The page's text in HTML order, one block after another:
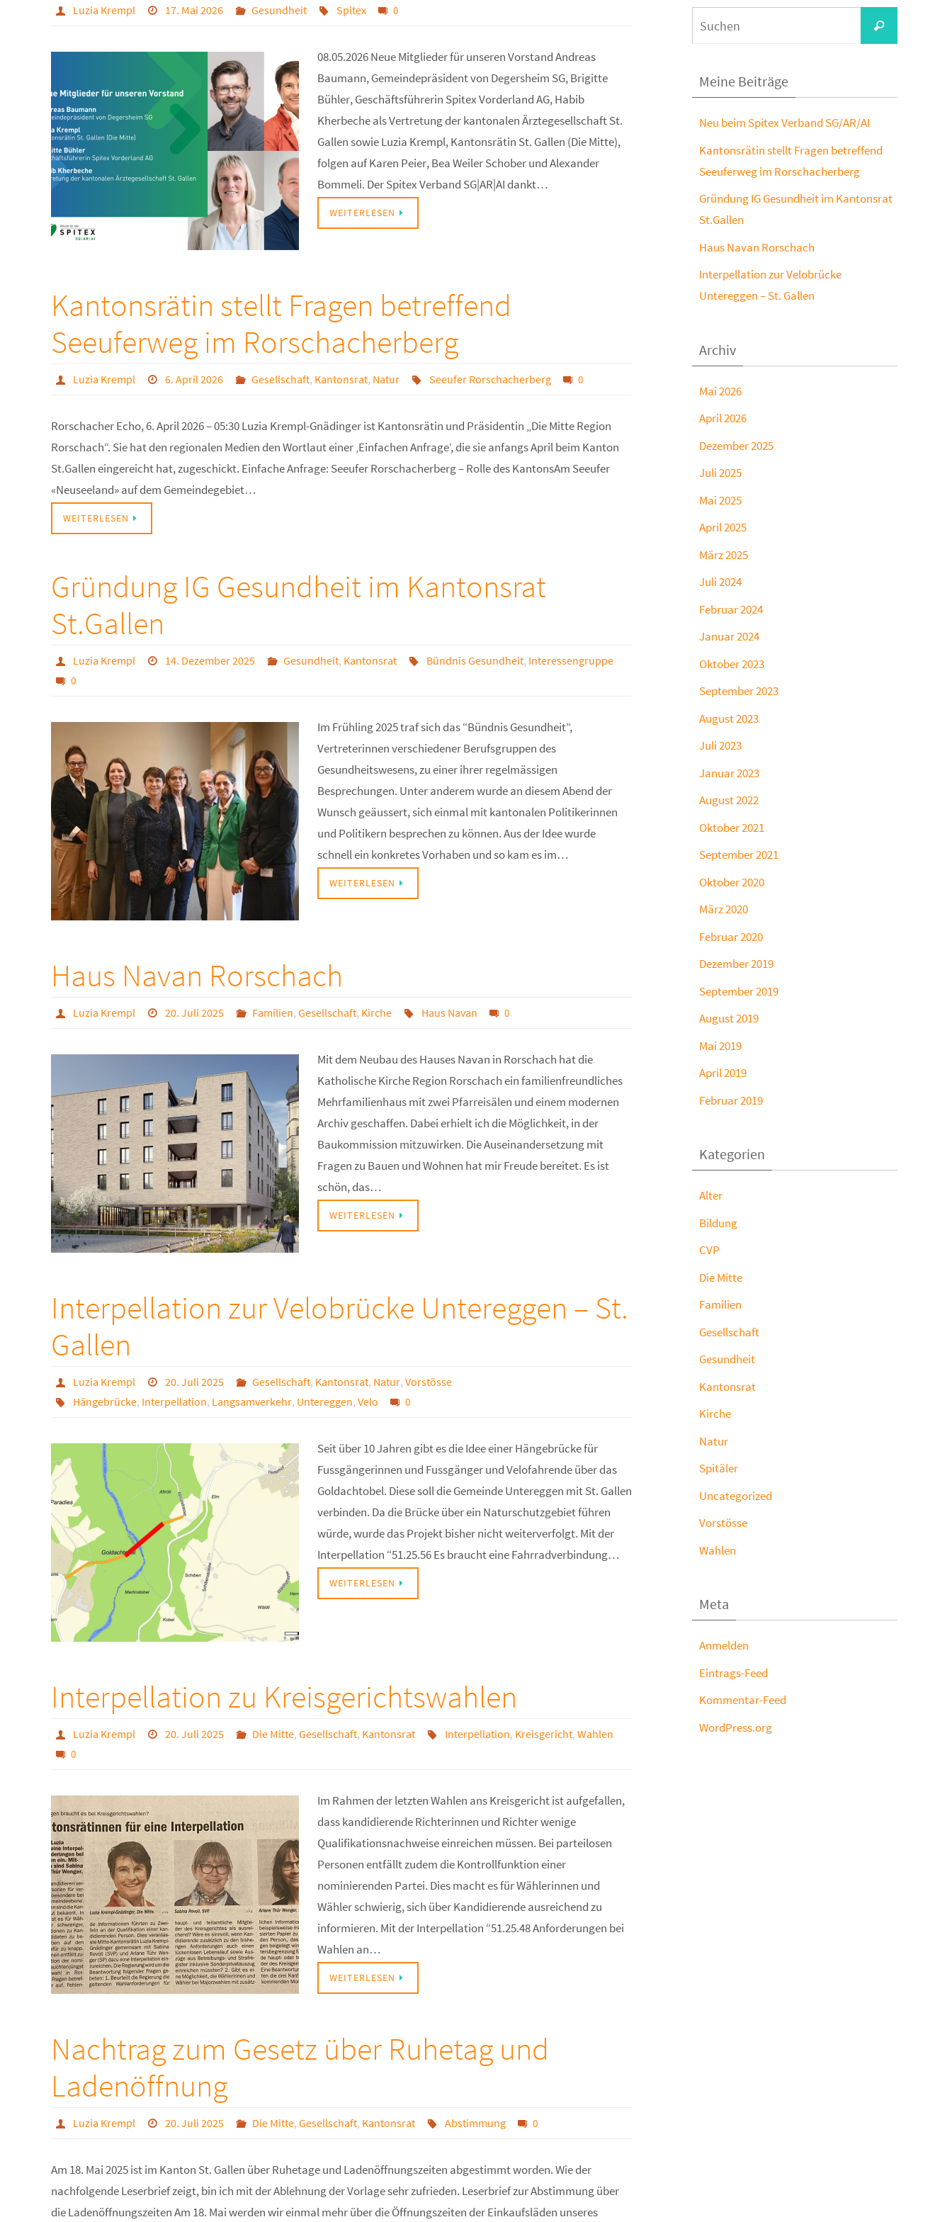
Luzia Krempl 17. Mai 2026 Gesundheit Spitex 0
08.05.2026 Neue Mitglieder für unseren Vorstand Andreas
Baumann, Gemeindepräsident von Degersheim SG, Brigitte
Bühler, Geschäftsführerin Spitex Vorderland AG, Habib
Kherbeche als Vertretung der kantonalen Ärztegesellschaft St.
Gallen sowie Luzia Krempl, Kantonsrätin St. Gallen (Die Mitte),
folgen auf Karen Peier, Bea Weiler Schober und Alexander
Bommeli. Der Spitex Verband SG|AR|AI dankt…
WEITERLESEN
Kantonsrätin stellt Fragen betreffend
Seeuferweg im Rorschacherberg
Luzia Krempl 6. April 2026 Gesellschaft, Kantonsrat, Natur Seeufer Rorschacherberg 0
Rorschacher Echo, 6. April 2026 – 05:30 Luzia Krempl-Gnädinger ist Kantonsrätin und Präsidentin „Die Mitte Region
Rorschach“. Sie hat den regionalen Medien den Wortlaut einer ‚Einfachen Anfrage‘, die sie anfangs April beim Kanton
St.Gallen eingereicht hat, zugeschickt. Einfache Anfrage: Seeufer Rorschacherberg – Rolle des KantonsAm Seeufer
«Neuseeland» auf dem Gemeindegebiet…
WEITERLESEN
Gründung IG Gesundheit im Kantonsrat
St.Gallen
Luzia Krempl 14. Dezember 2025 Gesundheit, Kantonsrat Bündnis Gesundheit, Interessengruppe
0
Im Frühling 2025 traf sich das “Bündnis Gesundheit”,
Vertreterinnen verschiedener Berufsgruppen des
Gesundheitswesens, zu einer ihrer regelmässigen
Besprechungen. Unter anderem wurde an diesem Abend der
Wunsch geäussert, sich einmal mit kantonalen Politikerinnen
und Politikern besprechen zu können. Aus der Idee wurde
schnell ein konkretes Vorhaben und so kam es im…
WEITERLESEN
Haus Navan Rorschach
Luzia Krempl 20. Juli 2025 Familien,Gesellschaft, Kirche Haus Navan 0
Mit dem Neubau des Hauses Navan in Rorschach hat die
Katholische Kirche Region Rorschach ein familienfreundliches
Mehrfamilienhaus mit zwei Pfarreisälen und einem modernen
Archiv geschaffen. Dabei erhielt ich die Möglichkeit, in der
Baukommission mitzuwirken. Die Auseinandersetzung mit
Fragen zu Bauen und Wohnen hat mir Freude bereitet. Es ist
schön, das…
WEITERLESEN
Interpellation zur Velobrücke Untereggen – St.
Gallen
Luzia Krempl 20. Juli 2025 Gesellschaft, Kantonsrat, Natur,Vorstösse
Hängebrücke, Interpellation, Langsamverkehr, Untereggen, Velo 0
Seit über 10 Jahren gibt es die Idee einer Hängebrücke für
Fussgängerinnen und Fussgänger und Velofahrende über das
Goldachtobel. Diese soll die Gemeinde Untereggen mit St. Gallen
verbinden. Da die Brücke über ein Naturschutzgebiet führen
würde, wurde das Projekt bisher nicht weiterverfolgt. Mit der
Interpellation “51.25.56 Es braucht eine Fahrradverbindung…
WEITERLESEN
Interpellation zu Kreisgerichtswahlen
Luzia Krempl 20. Juli 2025 Die Mitte,Gesellschaft, Kantonsrat Interpellation, Kreisgericht, Wahlen
0
Im Rahmen der letzten Wahlen ans Kreisgericht ist aufgefallen,
dass kandidierende Richterinnen und Richter wenige
Qualifikationsnachweise einreichen müssen. Bei parteilosen
Personen entfällt zudem die Kontrollfunktion einer
nominierenden Partei. Dies macht es für Wählerinnen und
Wähler schwierig, sich über Kandidierende ausreichend zu
informieren. Mit der Interpellation “51.25.48 Anforderungen bei
Wahlen an…
WEITERLESEN
Nachtrag zum Gesetz über Ruhetag und
Ladenöffnung
Luzia Krempl 20. Juli 2025 Die Mitte,Gesellschaft, Kantonsrat Abstimmung 0
Am 18. Mai 2025 ist im Kanton St. Gallen über Ruhetage und Ladenöffnungszeiten abgestimmt worden. Wie der
nachfolgende Leserbrief zeigt, bin ich mit der Ablehnung der Vorlage sehr zufrieden. Leserbrief zur Abstimmung über
die Ladenöffnungszeiten Am 18. Mai werden wir einmal mehr über die Öffnungszeiten der Einkaufsläden unseres
Suchen
Meine Beiträge
Neu beim Spitex Verband SG/AR/AI
Kantonsrätin stellt Fragen betreffend
Seeuferweg im Rorschacherberg
Gründung IG Gesundheit im Kantonsrat
St.Gallen
Haus Navan Rorschach
Interpellation zur Velobrücke
Untereggen – St. Gallen
Archiv
Mai 2026
April 2026
Dezember 2025
Juli 2025
Mai 2025
April 2025
März 2025
Juli 2024
Februar 2024
Januar 2024
Oktober 2023
September 2023
August 2023
Juli 2023
Januar 2023
August 2022
Oktober 2021
September 2021
Oktober 2020
März 2020
Februar 2020
Dezember 2019
September 2019
August 2019
Mai 2019
April 2019
Februar 2019
Kategorien
Alter
Bildung
CVP
Die Mitte
Familien
Gesellschaft
Gesundheit
Kantonsrat
Kirche
Natur
Spitäler
Uncategorized
Vorstösse
Wahlen
Meta
Anmelden
Eintrags-Feed
Kommentar-Feed
WordPress.org